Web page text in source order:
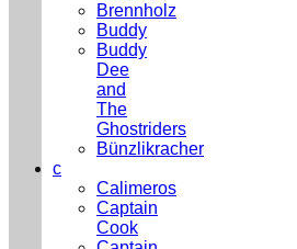
Brennholz
Buddy
Buddy
Dee
and
The
Ghostriders
Bünzlikracher
c
Calimeros
Captain
Cook